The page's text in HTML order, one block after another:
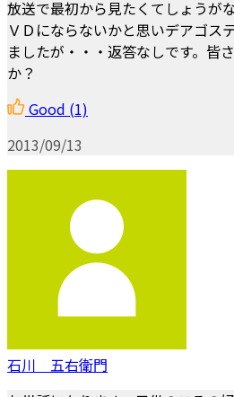
放送で最初から見たくてしょうが
ＶＤにならないかと思いデアゴス
ましたが・・・返答なしです。皆
か？
Good (1)
2013/09/13
石川 五右衛門